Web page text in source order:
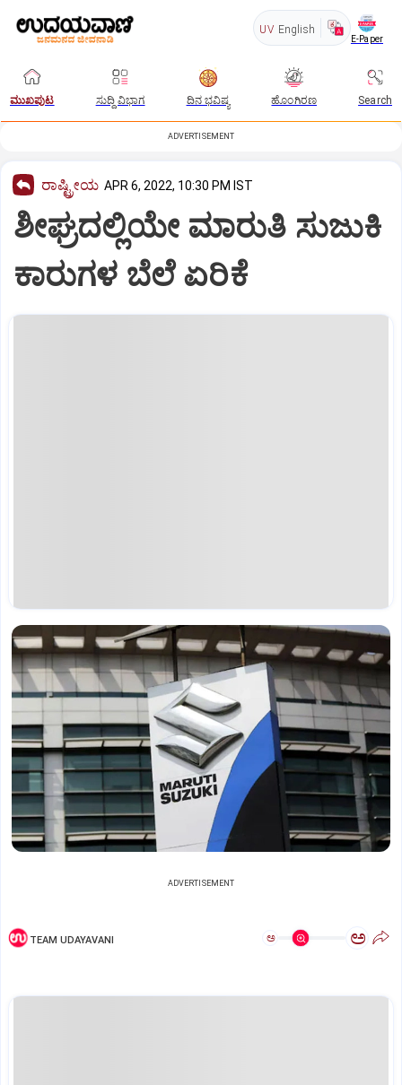
UV English
E-Paper
ಮುಖಪುಟ ಸುದ್ದಿ ವಿಭಾಗ ದಿನ ಭವಿಷ್ಯ ಹೊಂಗಿರಣ Search
ADVERTISEMENT
ರಾಷ್ಟ್ರೀಯ APR 6, 2022, 10:30 PM IST
ಶೀಘ್ರದಲ್ಲಿಯೇ ಮಾರುತಿ ಸುಜುಕಿ
ಕಾರುಗಳ ಬೆಲೆ ಏರಿಕೆ
ADVERTISEMENT
TEAM UDAYAVANI ಅ ಅ